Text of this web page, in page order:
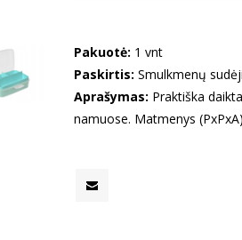
Pakuotė: 1 vnt
Paskirtis:Smulkmenų
Aprašymas: Praktiška
namuose. Matmenys